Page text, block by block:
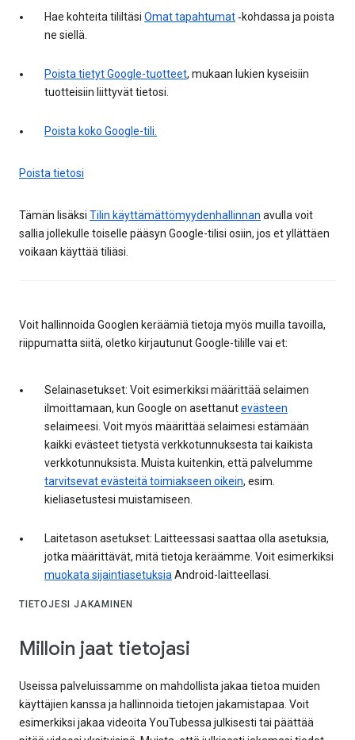
Hae kohteita tililtäsi Omat tapahtumat‑kohdassa ja poista
ne siellä.
Poista tietyt Google-tuotteet, mukaan lukien kyseisiin
tuotteisiin liittyvät tietosi.
Poista koko Google-tili.
Poista tietosi
Tämän lisäksi Tilin käyttämättömyydenhallinnan avulla voit
sallia jollekulle toiselle pääsyn Google-tilisi osiin, jos et yllättäen
voikaan käyttää tiliäsi.
Voit hallinnoida Googlen keräämiä tietoja myös muilla tavoilla,
riippumatta siitä, oletko kirjautunut Google-tilille vai et:
Selainasetukset: Voit esimerkiksi määrittää selaimen
ilmoittamaan, kun Google on asettanutevästeen
selaimeesi. Voit myös määrittää selaimesi estämään
kaikki evästeet tietystä verkkotunnuksesta tai kaikista
verkkotunnuksista. Muista kuitenkin, että palvelumme
tarvitsevat evästeitä toimiakseen oikein, esim.
kieliasetustesi muistamiseen.
Laitetason asetukset: Laitteessasi saattaa olla asetuksia,
jotka määrittävät, mitä tietoja keräämme. Voit esimerkiksi
muokata sijaintiasetuksia Android-laitteellasi.
TIETOJESI JAKAMINEN
Milloin jaat tietojasi
Useissa palveluissamme on mahdollista jakaa tietoa muiden
käyttäjien kanssa ja hallinnoida tietojen jakamistapaa. Voit
esimerkiksi jakaa videoita YouTubessa julkisesti tai päättää